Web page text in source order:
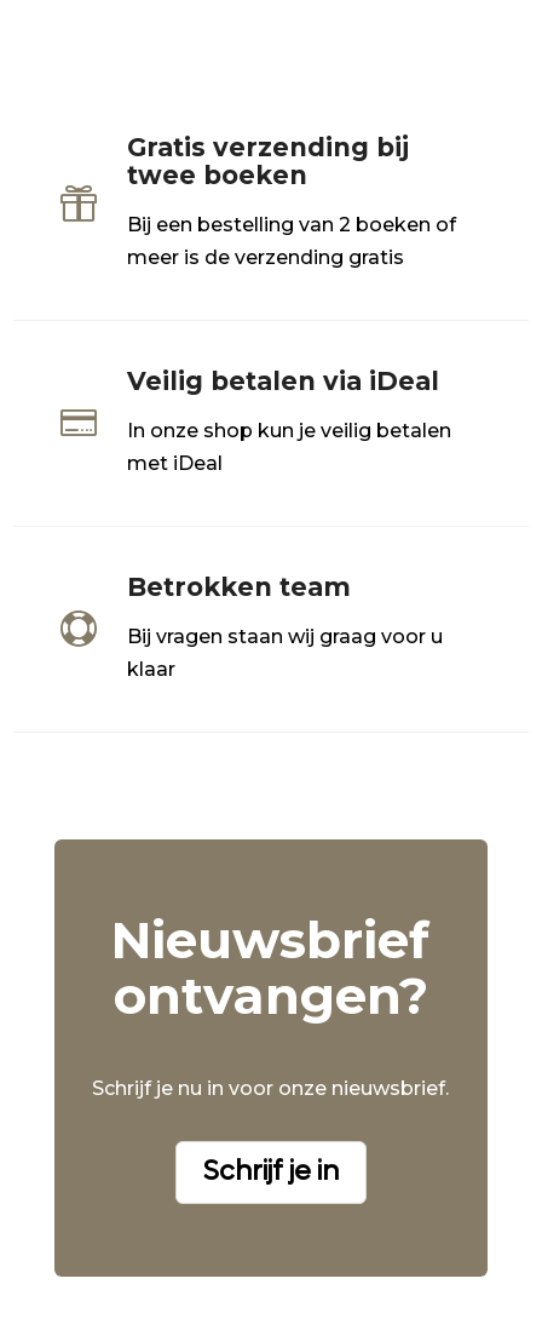

Gratis verzending bij
twee boeken
Bij een bestelling van 2 boeken of
meer is de verzending gratis

Veilig betalen via iDeal
In onze shop kun je veilig betalen
met iDeal

Betrokken team
Bij vragen staan wij graag voor u
klaar
Nieuwsbrief
ontvangen?
Schrijf je nu in voor onze nieuwsbrief.
Schrijf je in